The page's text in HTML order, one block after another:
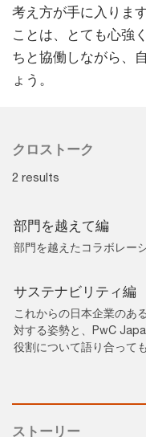
考え方が手に入りま
ことは、とても心強
ちと協働しながら、
ょう。
クロストーク
2 results
部門を越えて編
部門を越えたコラボレー
サステナビリティ編
これからの日本企業のあ
対する姿勢と、PwC
役割について語り合って
ストーリー